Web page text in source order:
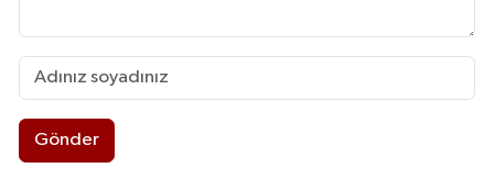
Gönder